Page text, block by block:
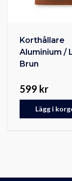
Korthållare
Aluminium /
Brun
599 kr
Lägg i